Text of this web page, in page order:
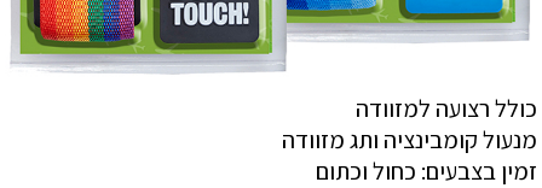
כולל רצועה למזוודה
מנעול קומבינציה ותג מזוודה
זמין בצבעים: כחול וכתום